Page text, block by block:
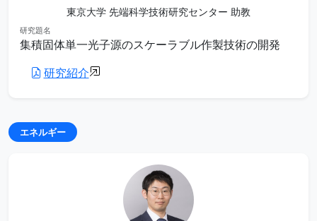
東京大学 先端科学技術研究センター 助教
研究題名
集積固体単一光子源のスケーラブル作製技術の開発
研究紹介
エネルギー